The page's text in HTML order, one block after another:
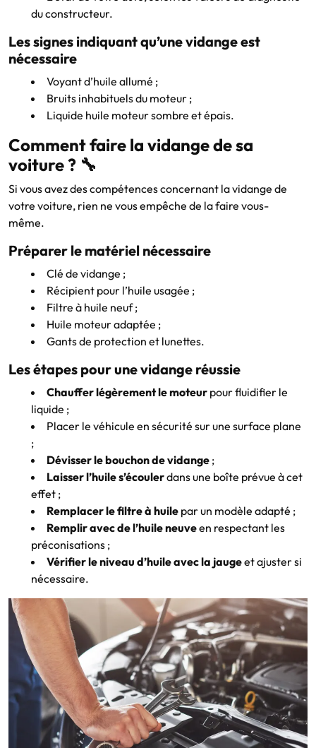
du constructeur.
Les signes indiquant qu’une vidange est
nécessaire
Voyant d’huile allumé ;
Bruits inhabituels du moteur ;
Liquide huile moteur sombre et épais.
Comment faire la vidange de sa
voiture ? 🔧
Si vous avez des compétences concernant la vidange de
votre voiture, rien ne vous empêche de la faire vous-
même.
Préparer le matériel nécessaire
Clé de vidange ;
Récipient pour l’huile usagée ;
Filtre à huile neuf ;
Huile moteur adaptée ;
Gants de protection et lunettes.
Les étapes pour une vidange réussie
Chauffer légèrement le moteur pour fluidifier le
liquide ;
Placer le véhicule en sécurité sur une surface plane
;
Dévisser le bouchon de vidange ;
Laisser l’huile s’écoulerdans une boîte prévue à cet
effet ;
Remplacer le filtre à huile par un modèle adapté ;
Remplir avec de l’huile neuveen respectant les
préconisations ;
Vérifier le niveau d’huile avec la jaugeet ajuster si
nécessaire.